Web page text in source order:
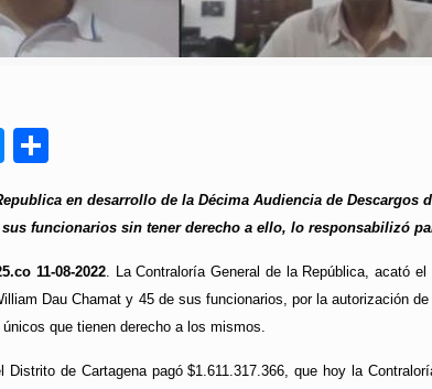
Messenger
en desarrollo de la Décima Audiencia de
funcionarios sin tener derecho a ello, lo responsabilizó
11-08-2022. La Contraloría General de la República, acató
Dau Chamat y 45 de sus funcionarios, por la autorización
que tienen derecho a los mismos.
Distrito de Cartagena pagó $1.611.317.366, que hoy la